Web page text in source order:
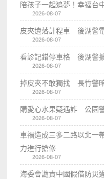
陪孩子一起追夢！幸福台
2026-08-07
皮夾遺落計程車 後湖警
2026-08-07
看診記錯停車格 後湖警
2026-08-07
掉皮夾不敢獨找 長竹警
2026-08-07
購愛心水果疑遇詐 公園
2026-08-07
車禍造成三多二路以北一
力進行搶修
2026-08-07
海委會譴責中國假借防災